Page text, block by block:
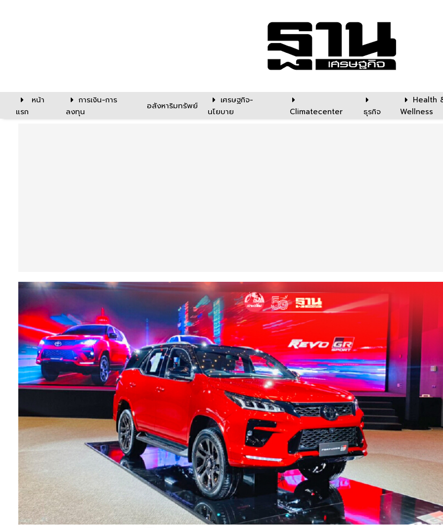
หน้า
แรก
การเงิน-การ
ลงทุน
อสังหาริมทรัพย์
เศรษฐกิจ-
นโยบาย
Climatecenter ธุรกิจ
Health
Wellness